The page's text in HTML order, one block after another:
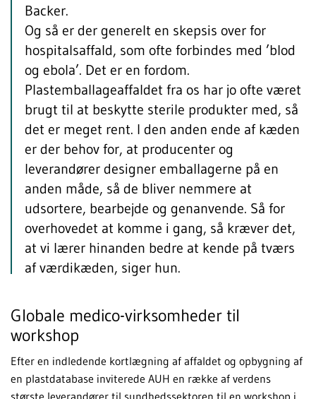
Backer.
Og så er der generelt en skepsis over for
hospitalsaffald, som ofte forbindes med ’blod
og ebola’. Det er en fordom.
Plastemballageaffaldet fra os har jo ofte været
brugt til at beskytte sterile produkter med, så
det er meget rent. I den anden ende af kæden
er der behov for, at producenter og
leverandører designer emballagerne på en
anden måde, så de bliver nemmere at
udsortere, bearbejde og genanvende. Så for
overhovedet at komme i gang, så kræver det,
at vi lærer hinanden bedre at kende på tværs
af værdikæden, siger hun.
Globale medico-virksomheder til
workshop
Efter en indledende kortlægning af affaldet og opbygning af
en plastdatabase inviterede AUH en række af verdens
største leverandører til sundhedssektoren til en workshop i